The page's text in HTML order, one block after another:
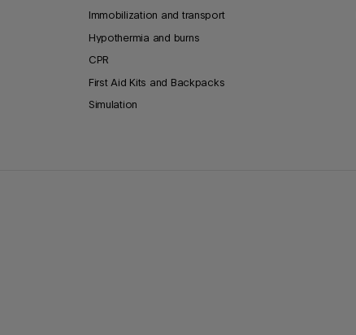
Immobilization and transport
Hypothermia and burns
CPR
First Aid Kits and Backpacks
Simulation